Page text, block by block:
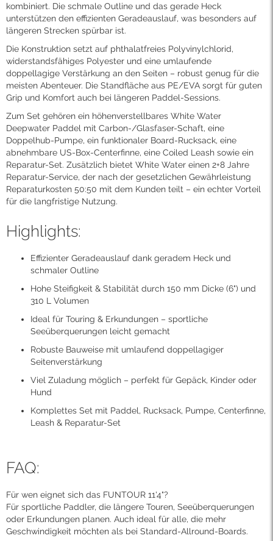
kombiniert. Die schmale Outline und das gerade Heck
unterstützen den effizienten Geradeauslauf, was besonders auf
längeren Strecken spürbar ist.
Die Konstruktion setzt auf phthalatfreies Polyvinylchlorid,
widerstandsfähiges Polyester und eine umlaufende
doppellagige Verstärkung an den Seiten – robust genug für die
meisten Abenteuer. Die Standfläche aus PE/EVA sorgt für guten
Grip und Komfort auch bei längeren Paddel-Sessions.
Zum Set gehören ein höhenverstellbares White Water
Deepwater Paddel mit Carbon-/Glasfaser-Schaft, eine
Doppelhub-Pumpe, ein funktionaler Board-Rucksack, eine
abnehmbare US-Box-Centerfinne, eine Coiled Leash sowie ein
Reparatur-Set. Zusätzlich bietet White Water einen 2+8 Jahre
Reparatur-Service, der nach der gesetzlichen Gewährleistung
Reparaturkosten 50:50 mit dem Kunden teilt – ein echter Vorteil
für die langfristige Nutzung.
Highlights:
Effizienter Geradeauslauf dank geradem Heck und
schmaler Outline
Hohe Steifigkeit & Stabilität durch 150 mm Dicke (6") und
310 L Volumen
Ideal für Touring & Erkundungen – sportliche
Seeüberquerungen leicht gemacht
Robuste Bauweise mit umlaufend doppellagiger
Seitenverstärkung
Viel Zuladung möglich – perfekt für Gepäck, Kinder oder
Hund
Komplettes Set mit Paddel, Rucksack, Pumpe, Centerfinne,
Leash & Reparatur-Set
FAQ:
Für wen eignet sich das FUNTOUR 11'4"?
Für sportliche Paddler, die längere Touren, Seeüberquerungen
oder Erkundungen planen. Auch ideal für alle, die mehr
Geschwindigkeit möchten als bei Standard-Allround-Boards.